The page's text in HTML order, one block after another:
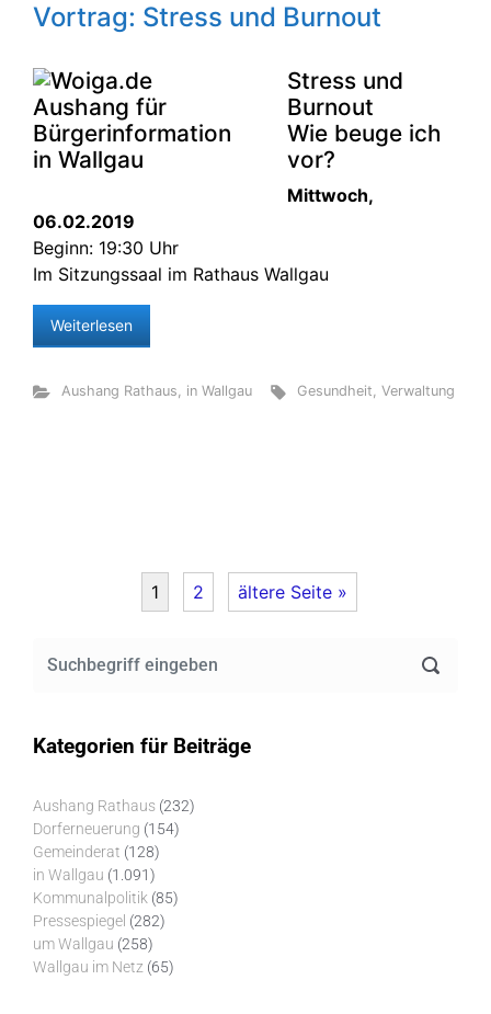
Vortrag: Stress und Burnout
Stress und
Burnout
Wie beuge ich
vor?
Mittwoch,
06.02.2019
Beginn: 19:30 Uhr
Im Sitzungssaal im Rathaus Wallgau
Weiterlesen
Aushang Rathaus, in Wallgau Gesundheit,Verwaltung
1 2 ältere Seite »
Kategorien für Beiträge
Aushang Rathaus (232)
Dorferneuerung (154)
Gemeinderat (128)
in Wallgau (1.091)
Kommunalpolitik (85)
Pressespiegel (282)
um Wallgau (258)
Wallgau im Netz (65)